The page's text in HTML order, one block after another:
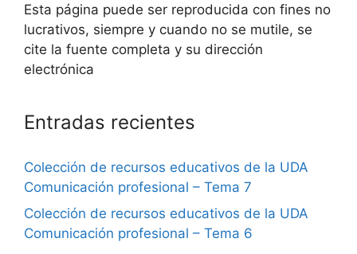
Esta página puede ser reproducida con fines no
lucrativos, siempre y cuando no se mutile, se
cite la fuente completa y su dirección
electrónica
Entradas recientes
Colección de recursos educativos de la UDA
Comunicación profesional – Tema 7
Colección de recursos educativos de la UDA
Comunicación profesional – Tema 6